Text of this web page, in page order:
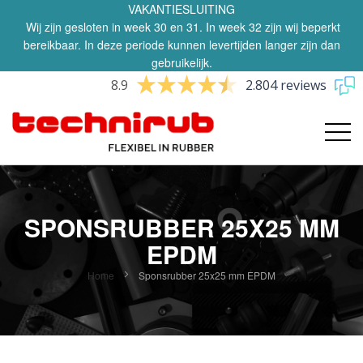
VAKANTIESLUITING
Wij zijn gesloten in week 30 en 31. In week 32 zijn wij beperkt
bereikbaar. In deze periode kunnen levertijden langer zijn dan
gebruikelijk.
8.9 2.804 reviews
SPONSRUBBER 25X25 MM
EPDM
Home Sponsrubber 25x25 mm EPDM